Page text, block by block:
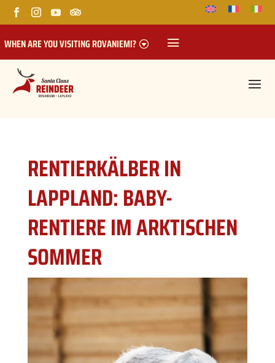
WHEN ARE YOU VISITING ROVANIEMI?
RENTIERKÄLBER IN
LAPPLAND: BABY-
RENTIERE IM ARKTISCHEN
SOMMER